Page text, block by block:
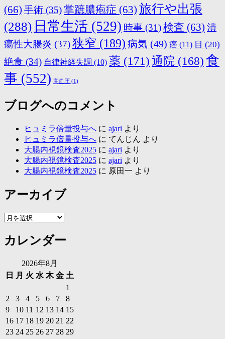
(66) 手術 (35)掌蹠膿疱症 (63) 旅行や出張
(288) 日常生活 (529) 時事 (31)検査 (63) 潰
瘍性大腸炎 (37)狭窄 (189) 病気 (49) 癌 (11) 目 (20)
絶食 (34) 自律神経失調 (10) 薬 (171)通院 (168)食
事 (552) 高血圧 (1)
ブログへのコメント
ヒュミラ倍量投与へ に ajari より
ヒュミラ倍量投与へ に てんじん より
大腸内視鏡検査2025 に ajari より
大腸内視鏡検査2025 に ajari より
大腸内視鏡検査2025 に 原田一 より
アーカイブ
ア
カ
イ
カレンダー
2026年8月
日
月 火 水 木 金 土
1
2
3 4 5 6 7
8
9
10 11 12 13 14 15
16 17 18 19 20 21 22
23 24 25 26 27 28 29